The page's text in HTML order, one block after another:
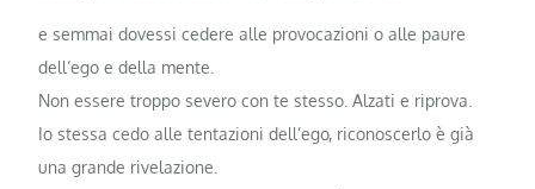
e semmai dovessi cedere alle provocazioni o alle paure
dell’ego e della mente.
Non essere troppo severo con te stesso. Alzati e riprova.
Io stessa cedo alle tentazioni dell’ego, riconoscerlo è già
una grande rivelazione.